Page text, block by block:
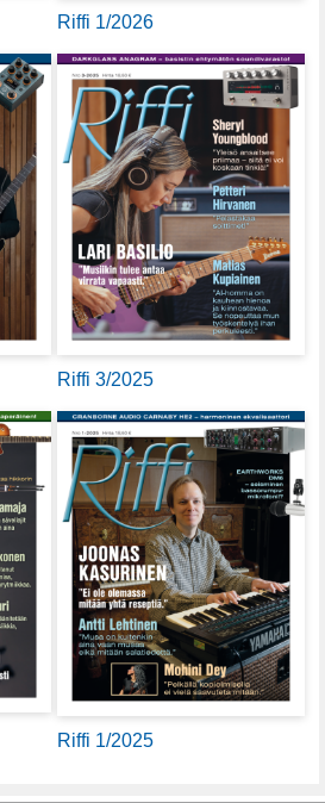
Riffi 1/2026
Riffi 3/2025
Riffi 1/2025